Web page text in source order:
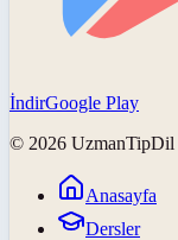
İndirGoogle Play
© 2026 UzmanTipDil
Anasayfa
Dersler